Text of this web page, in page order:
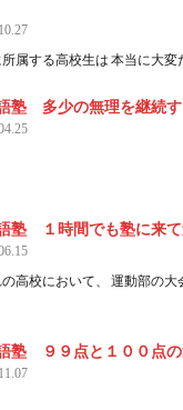
属する高校生は 本当に大
塾 多少の無理を継続す
塾 １時間でも塾に来
の高校において、 運動部の
塾 ９９点と１００点